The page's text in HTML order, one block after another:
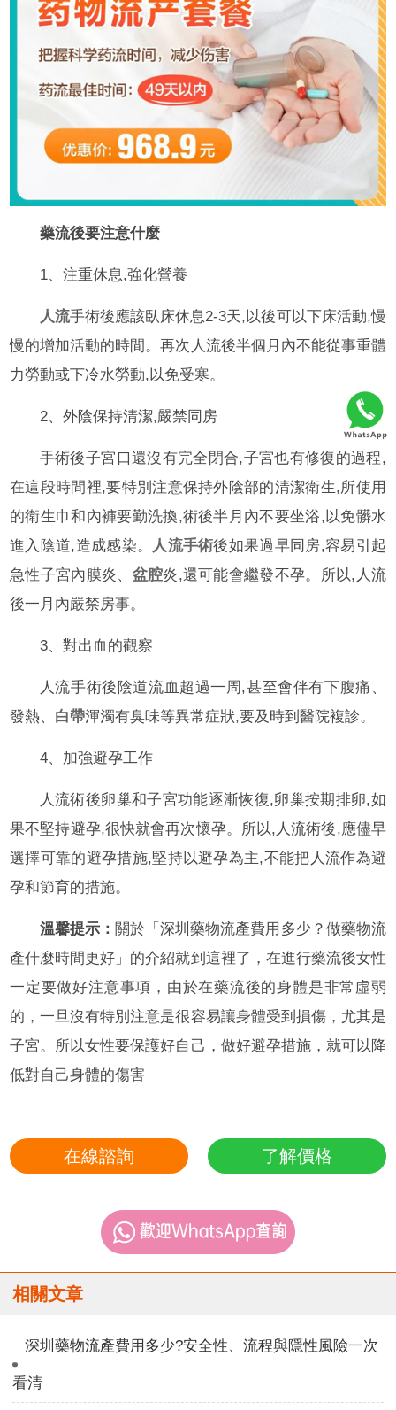
藥流後要注意什麼
1、注重休息,強化營養
人流手術後應該臥床休息2-3天,以後可以下床活動,慢
慢的增加活動的時間。再次人流後半個月內不能從事重體
力勞動或下冷水勞動,以免受寒。
2、外陰保持清潔,嚴禁同房
手術後子宮口還沒有完全閉合,子宮也有修復的過程,
在這段時間裡,要特別注意保持外陰部的清潔衛生,所使用
的衛生巾和內褲要勤洗換,術後半月內不要坐浴,以免髒水
進入陰道,造成感染。 人流手術後如果過早同房,容易引起
急性子宮內膜炎、 盆腔炎,還可能會繼發不孕。所以,人流
後一月內嚴禁房事。
3、對出血的觀察
人流手術後陰道流血超過一周,甚至會伴有下腹痛、
發熱、 白帶渾濁有臭味等異常症狀,要及時到醫院複診。
4、加強避孕工作
人流術後卵巢和子宮功能逐漸恢復,卵巢按期排卵,如
果不堅持避孕,很快就會再次懷孕。所以,人流術後,應儘早
選擇可靠的避孕措施,堅持以避孕為主,不能把人流作為避
孕和節育的措施。
溫馨提示： 關於「深圳藥物流產費用多少？做藥物流
產什麼時間更好」的介紹就到這裡了，在進行藥流後女性
一定要做好注意事項，由於在藥流後的身體是非常虛弱
的，一旦沒有特別注意是很容易讓身體受到損傷，尤其是
子宮。所以女性要保護好自己，做好避孕措施，就可以降
低對自己身體的傷害
在線諮詢 了解價格
相關文章
深圳藥物流產費用多少?安全性、流程與隱性風險一次
看清